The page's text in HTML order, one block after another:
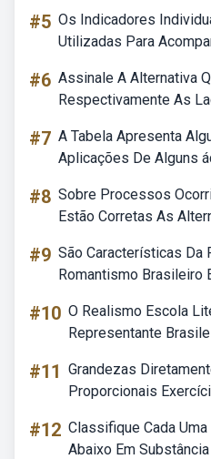
#5 Os Indicadores
Utilizadas Para
#6 Assinale A Alternativa
Respectivamente As
#7 A Tabela Apresenta
Aplicações De Alguns
#8 Sobre Processos
Estão Corretas As
#9 São Características Da
Romantismo Brasileiro
#10 O Realismo Escola
Representante
#11 Grandezas
Proporcionais
#12 Classifique Cada
Abaixo Em